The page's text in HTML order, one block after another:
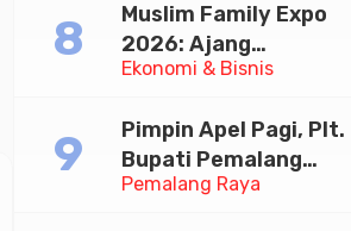
Taekwondo Indonesia
Open 2026
Ekonomi & Bisnis
Muslim Family Expo
2026: Ajang
Silaturahim dan
Halal di Jakarta
Pemalang Raya
Pimpin Apel Pagi, Plt.
Bupati Pemalang
Tekankan Disiplin dan